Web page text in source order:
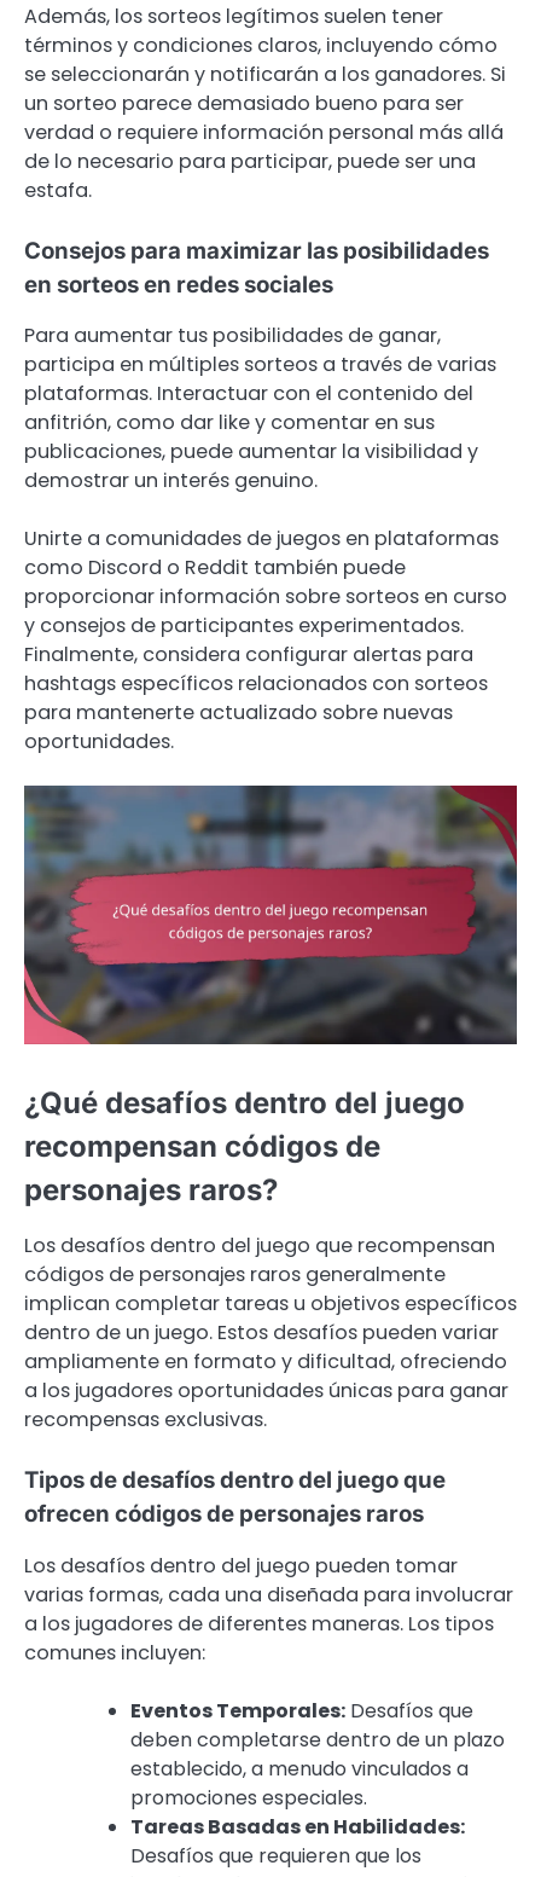
Además, los sorteos legítimos suelen tener
términos y condiciones claros, incluyendo cómo
se seleccionarán y notificarán a los ganadores. Si
un sorteo parece demasiado bueno para ser
verdad o requiere información personal más allá
de lo necesario para participar, puede ser una
estafa.
Consejos para maximizar las posibilidades
en sorteos en redes sociales
Para aumentar tus posibilidades de ganar,
participa en múltiples sorteos a través de varias
plataformas. Interactuar con el contenido del
anfitrión, como dar like y comentar en sus
publicaciones, puede aumentar la visibilidad y
demostrar un interés genuino.
Unirte a comunidades de juegos en plataformas
como Discord o Reddit también puede
proporcionar información sobre sorteos en curso
y consejos de participantes experimentados.
Finalmente, considera configurar alertas para
hashtags específicos relacionados con sorteos
para mantenerte actualizado sobre nuevas
oportunidades.
¿Qué desafíos dentro del juego
recompensan códigos de
personajes raros?
Los desafíos dentro del juego que recompensan
códigos de personajes raros generalmente
implican completar tareas u objetivos específicos
dentro de un juego. Estos desafíos pueden variar
ampliamente en formato y dificultad, ofreciendo
a los jugadores oportunidades únicas para ganar
recompensas exclusivas.
Tipos de desafíos dentro del juego que
ofrecen códigos de personajes raros
Los desafíos dentro del juego pueden tomar
varias formas, cada una diseñada para involucrar
a los jugadores de diferentes maneras. Los tipos
comunes incluyen:
Eventos Temporales: Desafíos que
deben completarse dentro de un plazo
establecido, a menudo vinculados a
promociones especiales.
Tareas Basadas en Habilidades:
Desafíos que requieren que los